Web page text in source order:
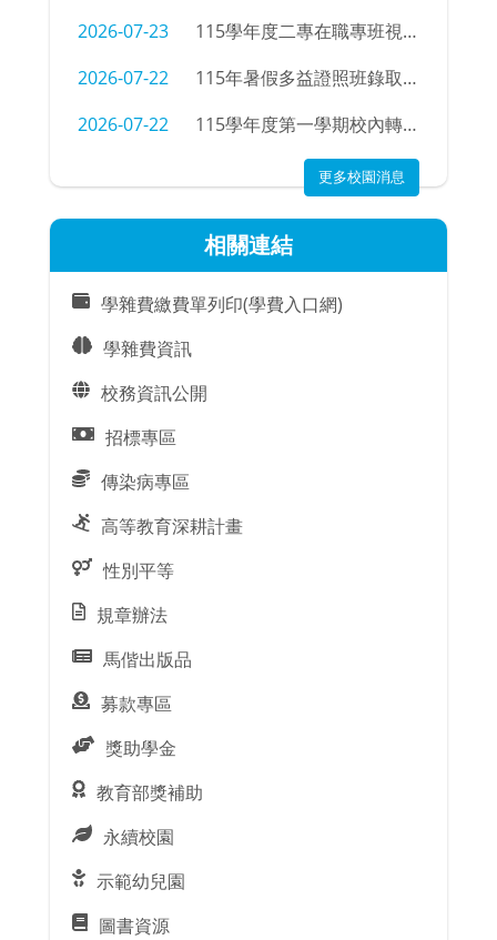
2026-07-23
115學年度二專在職專班視光學科新生學號查詢
2026-07-22
115年暑假多益證照班錄取名單
2026-07-22
115學年度第一學期校內轉科錄取名單及注意事項
更多校園消息
相關連結
學雜費繳費單列印(學費入口網)
學雜費資訊
校務資訊公開
招標專區
傳染病專區
高等教育深耕計畫
性別平等
規章辦法
馬偕出版品
募款專區
獎助學金
教育部獎補助
永續校園
示範幼兒園
圖書資源